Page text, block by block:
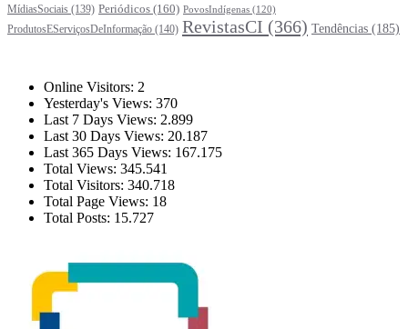
MídiasSociais (139) Periódicos (160) PovosIndígenas (120)
ProdutosEServiçosDeInformação (140) RevistasCI (366) Tendências (185)
Online Visitors: 2
Yesterday's Views: 370
Last 7 Days Views: 2.899
Last 30 Days Views: 20.187
Last 365 Days Views: 167.175
Total Views: 345.541
Total Visitors: 340.718
Total Page Views: 18
Total Posts: 15.727